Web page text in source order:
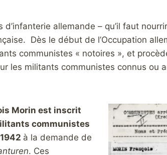
d’infanterie allemande – qu’il faut
Dès le début de l’Occupation
communistes « notoires », et
les militants communistes connus ou
Morin est inscrit
communistes
à la demande de
. Ces